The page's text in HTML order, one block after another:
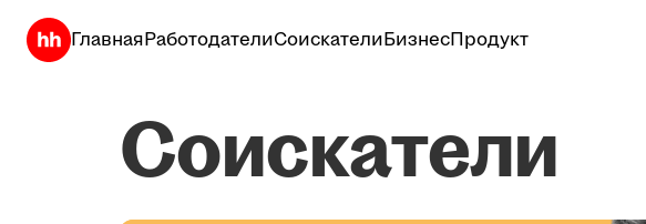
ГлавнаяРаботодателиСоискателиБизнесПродукт
Соискатели